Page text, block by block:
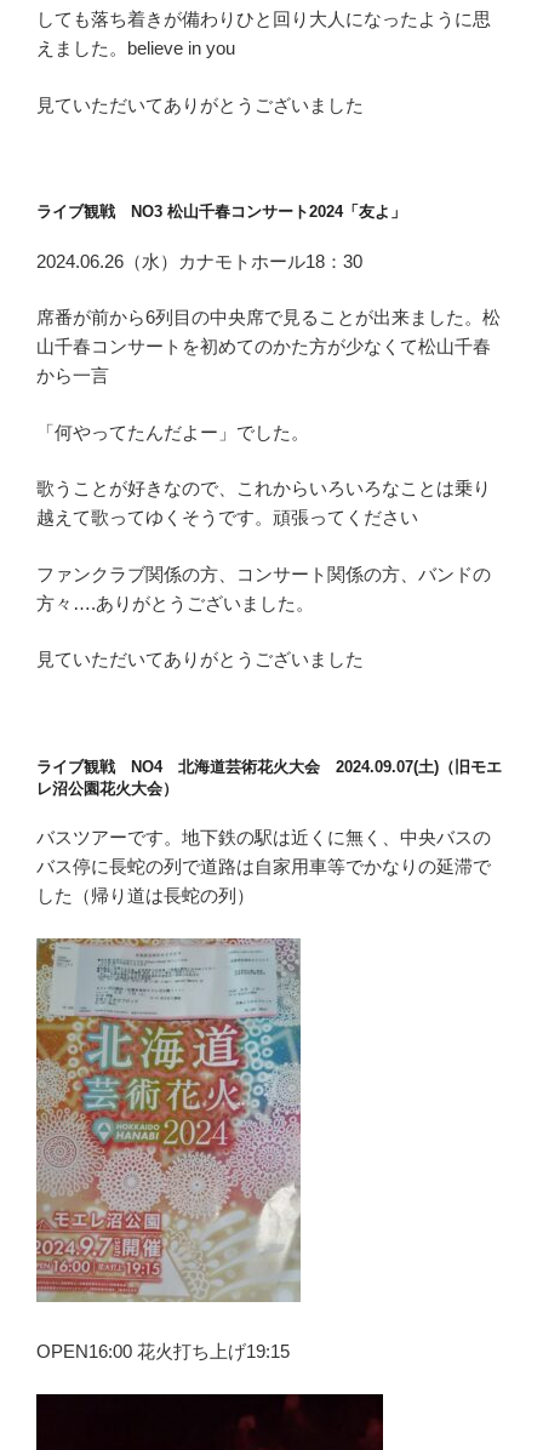
しても落ち着きが備わりひと回り大人になったように思
えました。believe in you
見ていただいてありがとうございました
ライブ観戦 NO3 松山千春コンサート2024「友よ」
2024.06.26（水）カナモトホール18：30
席番が前から6列目の中央席で見ることが出来ました。松
山千春コンサートを初めてのかた方が少なくて松山千春
から一言
「何やってたんだよー」でした。
歌うことが好きなので、これからいろいろなことは乗り
越えて歌ってゆくそうです。頑張ってください
ファンクラブ関係の方、コンサート関係の方、バンドの
方々….ありがとうございました。
見ていただいてありがとうございました
ライブ観戦 NO4 北海道芸術花火大会 2024.09.07(土)（旧モエ
レ沼公園花火大会）
バスツアーです。地下鉄の駅は近くに無く、中央バスの
バス停に長蛇の列で道路は自家用車等でかなりの延滞で
した（帰り道は長蛇の列）
OPEN16:00 花火打ち上げ19:15